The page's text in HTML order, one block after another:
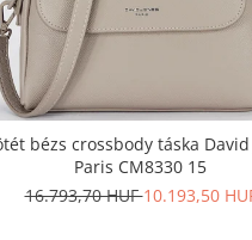
bézs crossbody táska David
Paris CM8330 15
16.793,70 HUF10.193,50